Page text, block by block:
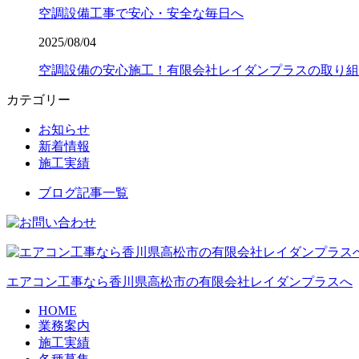
空調設備工事で安心・安全な毎日へ
2025/08/04
空調設備の安心施工！有限会社レイダンプラスの取り
カテゴリー
お知らせ
新着情報
施工実績
ブログ記事一覧
エアコン工事なら香川県高松市の有限会社レイダンプラスへ
HOME
業務案内
施工実績